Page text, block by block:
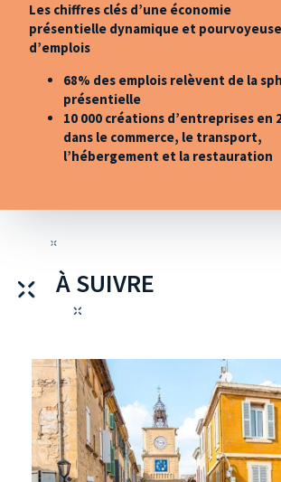
Les chiffres clés d’une économie
présentielle dynamique et pourvoyeuse
d’emplois
68% des emplois relèvent de la
présentielle
10 000 créations d’entreprises en
dans le commerce, le transport,
l’hébergement et la restauration
À SUIVRE